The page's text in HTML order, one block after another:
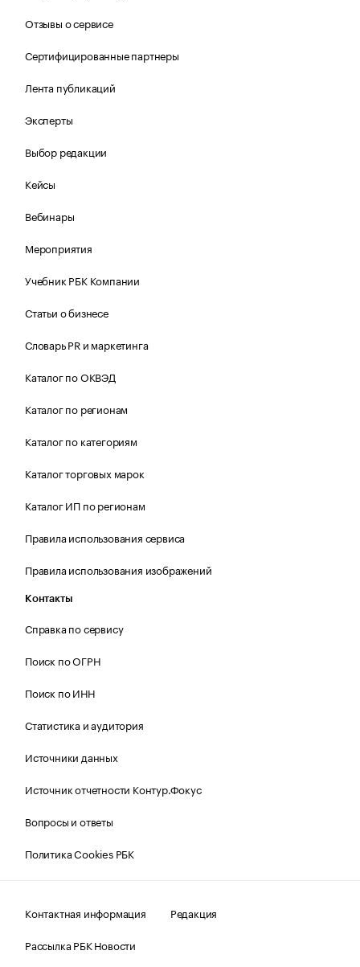
Отзывы о сервисе
Сертифицированные партнеры
Лента публикаций
Эксперты
Выбор редакции
Кейсы
Вебинары
Мероприятия
Учебник РБК Компании
Статьи о бизнесе
Словарь PR и маркетинга
Каталог по ОКВЭД
Каталог по регионам
Каталог по категориям
Каталог торговых марок
Каталог ИП по регионам
Правила использования сервиса
Правила использования изображений
Контакты
Справка по сервису
Поиск по ОГРН
Поиск по ИНН
Статистика и аудитория
Источники данных
Источник отчетности Контур.Фокус
Вопросы и ответы
Политика Cookies РБК
Контактная информация
Редакция
Рассылка РБК Новости